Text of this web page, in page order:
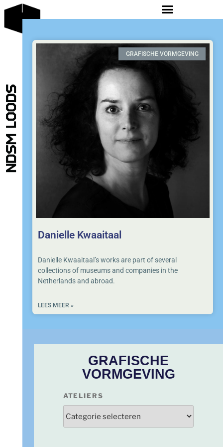
GRAFISCHE
VORMGEVING
ATELIERS
GRAFISCHE VORMGEVING
Danielle Kwaaitaal
Danielle Kwaaitaal’s works are part of several
collections of museums and companies in the
Netherlands and abroad.
LEES MEER »